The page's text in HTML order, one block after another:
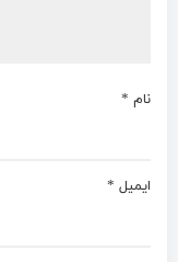
نام *
ایمیل *